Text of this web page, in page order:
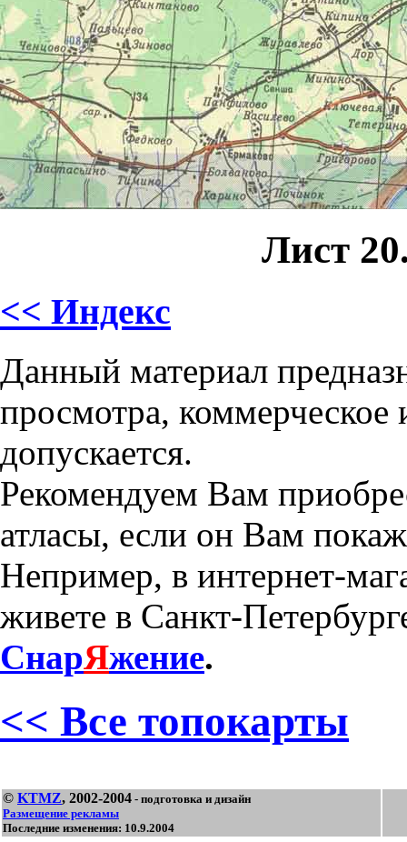
Лист
<< Индекс
Данный материал
просмотра, коммерческое
допускается.
Рекомендуем Вам
атласы, если он Вам
Непример, в интернет-
живете в Санкт-
СнарЯжение.
<< Все топокарты
© KTMZ, 2002-2004 - подготовка и дизайн
Размещение рекламы
Последние изменения: 10.9.2004